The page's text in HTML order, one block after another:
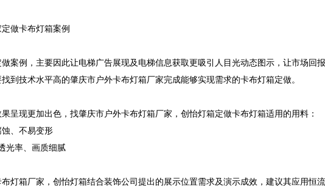
定做卡布灯箱案例
做案例，主要因此让电梯广告展现及电梯信息获取更吸引人目光动态图示，让市场回
到技术水平高的肇庆市户外卡布灯箱厂家完成能够实现需求的卡布灯箱定做。
呈现更加出色，找肇庆市户外卡布灯箱厂家，创怡灯箱定做卡布灯箱适用的用料：
、不易变形
光率、画质细腻
布灯箱厂家，创怡灯箱结合装饰公司提出的展示位置需求及演示成效，建议其应用恒